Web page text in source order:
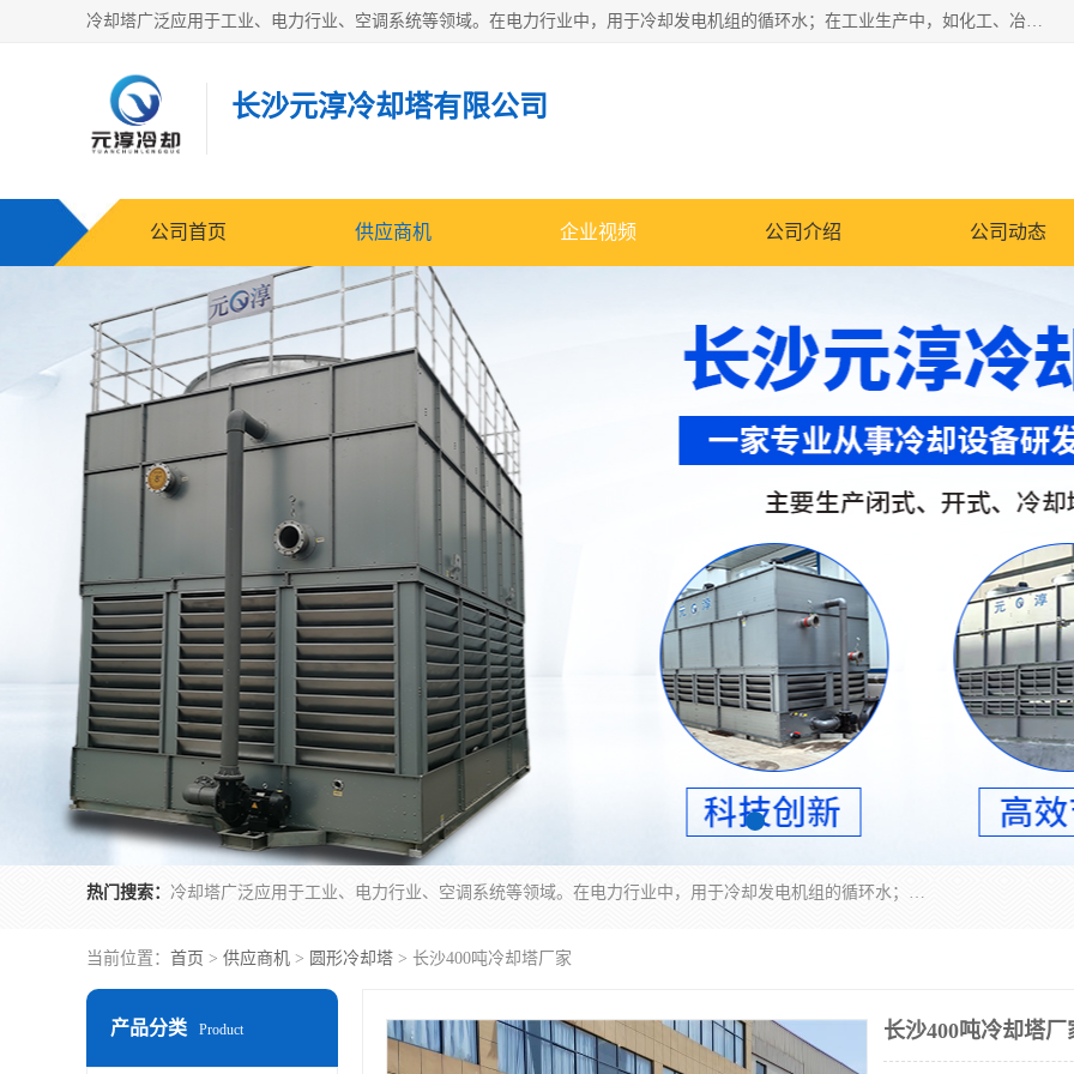
冷却塔广泛应用于工业、电力行业、空调系统等领域。在电力行业中，用于冷却发电机组的循环水；在工业生产中，如化工、冶金等行业，可降低生产过程中产生的热量；在空调系统中，为空调设备提供冷却水源
长沙元淳冷却塔有限公司
公司首页 供应商机 企业视频 公司介绍 公司动态
热门搜索： 冷却塔广泛应用于工业、电力行业、空调系统等领域。在电力行业中，用于冷却发电机组的循环水；在工业生产中，如化工、冶金等行业，可降低生产过程中产生的热量；在空调系统中，为空调设备提供冷却水源
当前位置： 首页 > 供应商机 > 圆形冷却塔 > 长沙400吨冷却塔厂家
产品分类 Product 长沙400吨冷却塔厂